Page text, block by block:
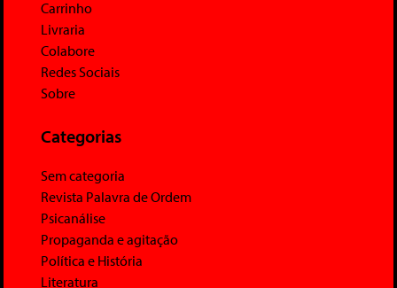
Carrinho
Livraria
Colabore
Redes Sociais
Sobre
Categorias
Sem categoria
Revista Palavra de Ordem
Psicanálise
Propaganda e agitação
Política e História
Literatura